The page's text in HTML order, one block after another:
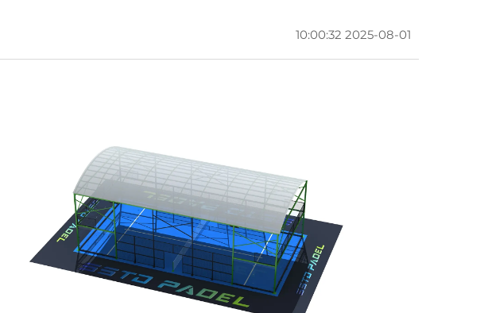
2025-08-01 10:00:32